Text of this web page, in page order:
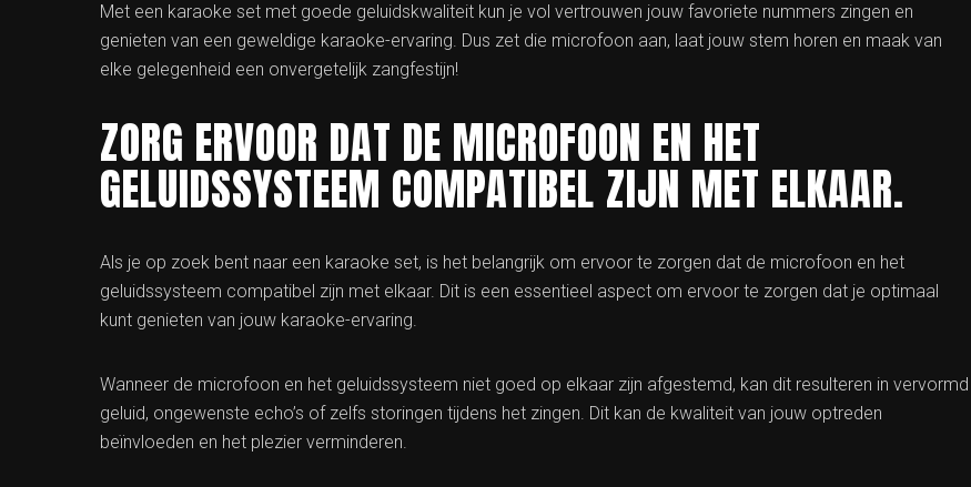
Met een karaoke set met goede geluidskwaliteit kun je vol vertrouwen jouw favoriete nummers zingen en
genieten van een geweldige karaoke-ervaring. Dus zet die microfoon aan, laat jouw stem horen en maak van
elke gelegenheid een onvergetelijk zangfestijn!
ZORG ERVOOR DAT DE MICROFOON EN HET
GELUIDSSYSTEEM COMPATIBEL ZIJN MET ELKAAR.
Als je op zoek bent naar een karaoke set, is het belangrijk om ervoor te zorgen dat de microfoon en het
geluidssysteem compatibel zijn met elkaar. Dit is een essentieel aspect om ervoor te zorgen dat je optimaal
kunt genieten van jouw karaoke-ervaring.
Wanneer de microfoon en het geluidssysteem niet goed op elkaar zijn afgestemd, kan dit resulteren in vervormd
geluid, ongewenste echo’s of zelfs storingen tijdens het zingen. Dit kan de kwaliteit van jouw optreden
beïnvloeden en het plezier verminderen.